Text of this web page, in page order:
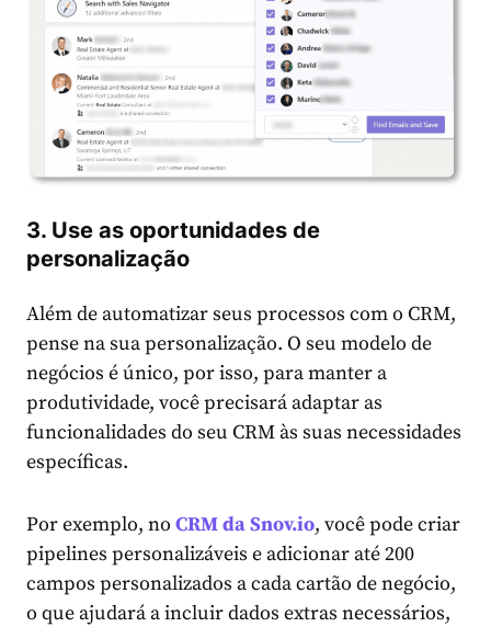
3. Use as oportunidades de
personalização
Além de automatizar seus processos com o CRM,
pense na sua personalização. O seu modelo de
negócios é único, por isso, para manter a
produtividade, você precisará adaptar as
funcionalidades do seu CRM às suas necessidades
específicas.
Por exemplo, no CRM da Snov.io, você pode criar
pipelines personalizáveis e adicionar até 200
campos personalizados a cada cartão de negócio,
o que ajudará a incluir dados extras necessários,